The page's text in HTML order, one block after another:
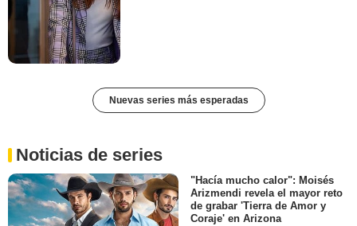
Nuevas series más esperadas
Noticias de series
"Hacía mucho calor": Moisés
Arizmendi revela el mayor reto
de grabar 'Tierra de Amor y
Coraje' en Arizona